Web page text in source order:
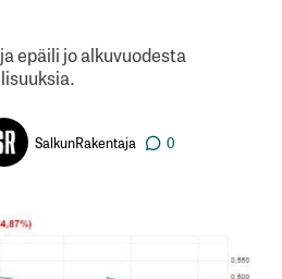
epäili jo alkuvuodesta
SalkunRakentaja 0